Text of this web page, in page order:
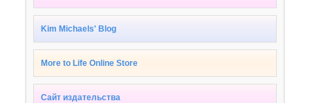
Kim Michaels' Blog
More to Life Online Store
Сайт издательства